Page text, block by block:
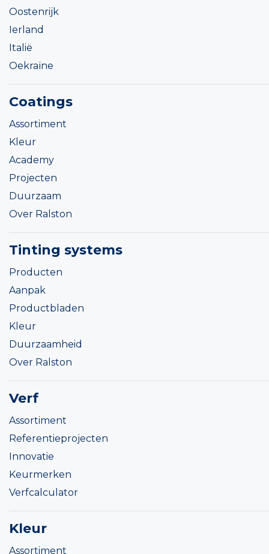
Oostenrijk
Ierland
Italië
Oekraïne
Coatings
Assortiment
Kleur
Academy
Projecten
Duurzaam
Over Ralston
Tinting systems
Producten
Aanpak
Productbladen
Kleur
Duurzaamheid
Over Ralston
Verf
Assortiment
Referentieprojecten
Innovatie
Keurmerken
Verfcalculator
Kleur
Assortiment